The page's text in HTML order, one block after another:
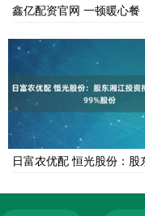
鑫亿配资官网 一顿暖心餐
日富农优配 恒光股份：